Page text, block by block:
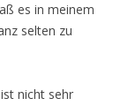
es in meinem
selten zu
nicht sehr